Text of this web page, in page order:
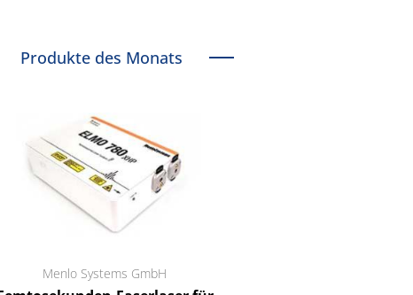
Produkte des Monats
Menlo Systems GmbH